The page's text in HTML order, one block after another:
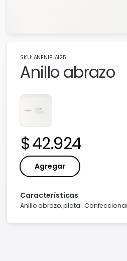
SKU: ANENIPLA125
Anillo abrazo
Precio:
42.924
Agregar
Características
Anillo abrazo, plata .